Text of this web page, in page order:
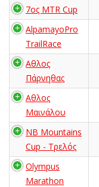
7ος MTR Cup
AlpamayoPro
TrailRace
Αθλος
Πάρνηθας
Αθλος
Μαινάλου
NB Mountains
Cup - Τρελός
Olympus
Marathon